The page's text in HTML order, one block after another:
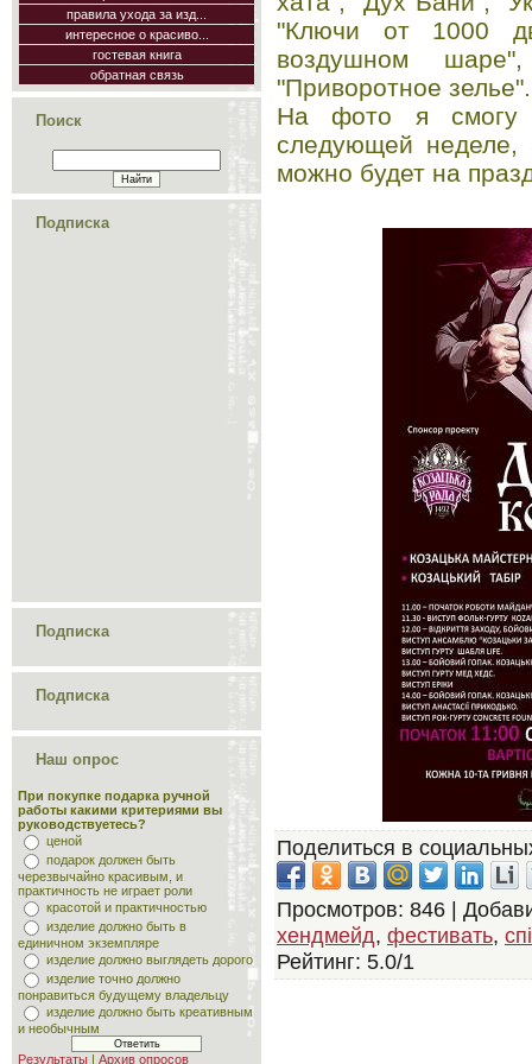
правила ухода за изд...
интересное о красиво...
гостевая книга
обратная связь
Поиск
Подписка
Подписка
Подписка
Наш опрос
При покупке подарка ручной
работы какими критериями вы
руководствуетесь?
ценой
подарок должен быть
черезвычайно красивым, и
практичность не играет роли
красотой и практичностью
изделие должно быть в
единичном экземпляре
изделие должно выглядеть дорого
изделие точно должно
понравиться будущему владельцу
изделие должно быть креативным
и необычным
Результаты | Архив опросов
"Ключи от 1000
воздушном
"Приворотное зелье".
На фото я смогу
следующей неделе,
можно будет на
Поделиться в
Просмотров: 846 |
хендмейд, фестивать,
Рейтинг: 5.0/1